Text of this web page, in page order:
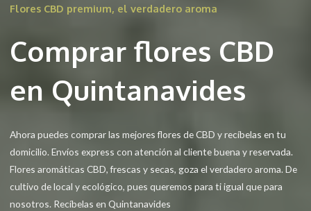
Flores CBD premium, el verdadero aroma
Comprar flores CBD
en Quintanavides
Ahora puedes comprar las mejores flores de CBD y recíbelas en tu
domicilio. Envíos express con atención al cliente buena y reservada.
Flores aromáticas CBD, frescas y secas, goza el verdadero aroma. De
cultivo de local y ecológico, pues queremos para ti igual que para
nosotros. Recíbelas en Quintanavides